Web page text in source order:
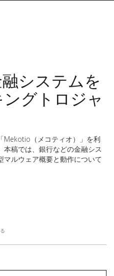
システムを
グトロジャ
Mekotio（メコティオ）」を利
稿では、銀行などの金融シス
マルウェア概要と動作について